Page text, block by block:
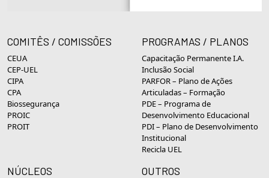
COMITÊS / COMISSÕES
CEUA
CEP-UEL
CIPA
CPA
Biossegurança
PROIC
PROIT
PROGRAMAS / PLANOS
Capacitação Permanente I.A.
Inclusão Social
PARFOR – Plano de Ações
Articuladas – Formação
PDE – Programa de
Desenvolvimento Educacional
PDI – Plano de Desenvolvimento
Institucional
Recicla UEL
NÚCLEOS OUTROS